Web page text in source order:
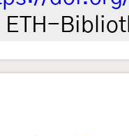
ETH-